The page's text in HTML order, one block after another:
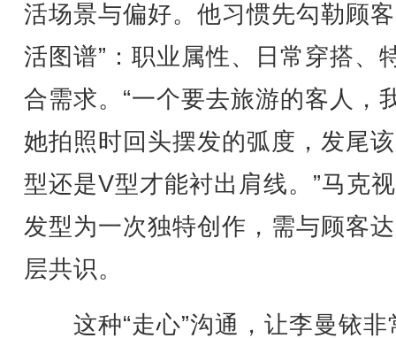
活场景与偏好。他习惯先勾勒顾
活图谱”：职业属性、日常穿搭、
合需求。“一个要去旅游的客人，
她拍照时回头摆发的弧度，发尾
型还是V型才能衬出肩线。”马克
发型为一次独特创作，需与顾客
层共识。
这种“走心”沟通，让李曼铱非